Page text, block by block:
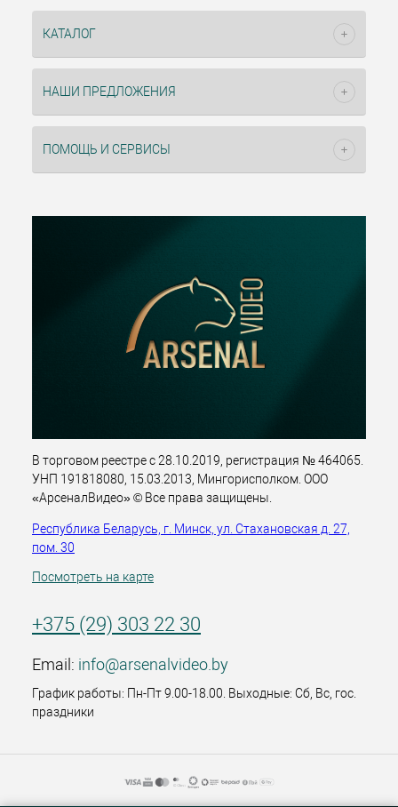
КАТАЛОГ
НАШИ ПРЕДЛОЖЕНИЯ
ПОМОЩЬ И СЕРВИСЫ
В торговом реестре с 28.10.2019, регистрация № 464065.
УНП 191818080, 15.03.2013, Мингорисполком. ООО
«АрсеналВидео» © Все права защищены.
Республика Беларусь, г. Минск, ул. Стахановская д. 27,
пом. 30
Посмотреть на карте
+375 (29) 303 22 30
Email: info@arsenalvideo.by
График работы: Пн-Пт 9.00-18.00. Выходные: Сб, Вс, гос.
праздники